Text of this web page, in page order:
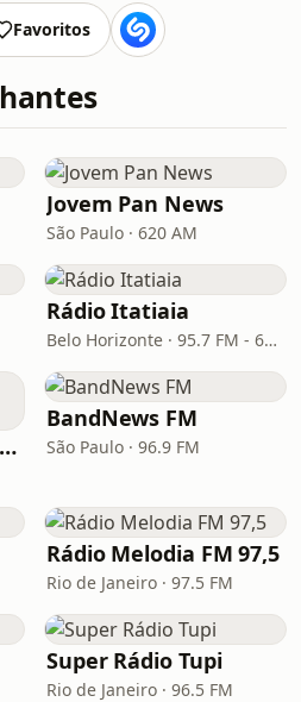
Favoritos
Jovem Pan News
São Paulo · 620 AM
Rádio Itatiaia
Belo Horizonte · 95.7 FM - 610 AM
Rádio Transamérica (TMC)
BandNews FM
São Paulo · 96.9 FM
Rádio Melodia FM 97,5
Rio de Janeiro · 97.5 FM
Super Rádio Tupi
Rio de Janeiro · 96.5 FM